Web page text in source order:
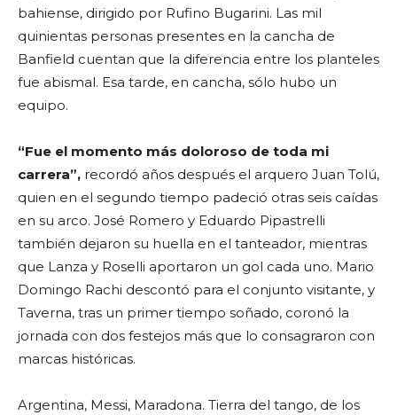
bahiense, dirigido por Rufino Bugarini. Las mil
quinientas personas presentes en la cancha de
Banfield cuentan que la diferencia entre los planteles
fue abismal. Esa tarde, en cancha, sólo hubo un
equipo.
“Fue el momento más doloroso de toda mi
carrera”, recordó años después el arquero Juan Tolú,
quien en el segundo tiempo padeció otras seis caídas
en su arco. José Romero y Eduardo Pipastrelli
también dejaron su huella en el tanteador, mientras
que Lanza y Roselli aportaron un gol cada uno. Mario
Domingo Rachi descontó para el conjunto visitante, y
Taverna, tras un primer tiempo soñado, coronó la
jornada con dos festejos más que lo consagraron con
marcas históricas.
Argentina, Messi, Maradona. Tierra del tango, de los